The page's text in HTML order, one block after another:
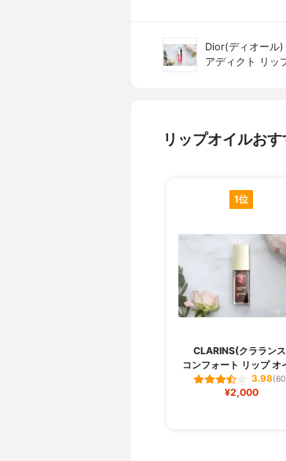
Dior(ディオール)
アディクト リッ
リップオイルお
1位
CLARINS(クララン
コンフォート リップ オ
3.98
¥2,000